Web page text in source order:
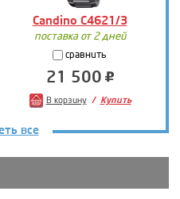
Candino C4621/3
поставка от 2 дней
сравнить
21 500
В корзину Купить
все